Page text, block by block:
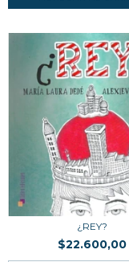
¿REY?
$22.600,00